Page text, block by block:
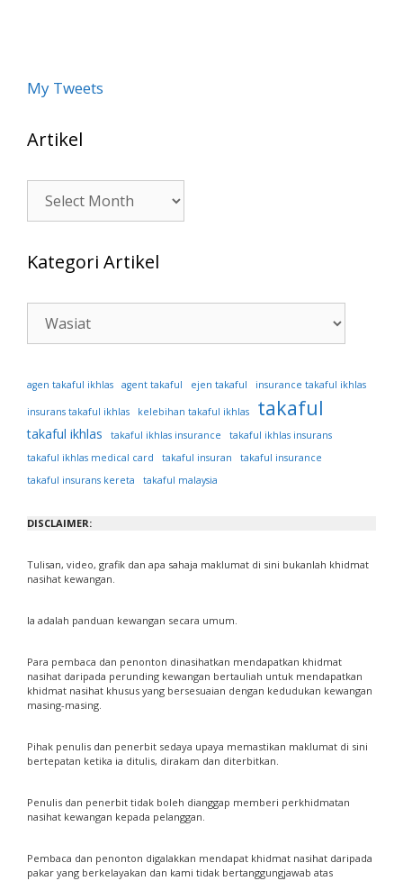
My Tweets
Artikel
Artikel
Kategori Artikel
Kategori
Artikel
agen takaful ikhlas agent takaful ejen takaful insurance takaful ikhlas
insurans takaful ikhlas kelebihan takaful ikhlas takaful
takaful ikhlas takaful ikhlas insurance
takaful ikhlas insurans
takaful ikhlas medical card
takaful insuran
takaful insurance
takaful insurans kereta
takaful malaysia
DISCLAIMER:
Tulisan, video, grafik dan apa sahaja maklumat di sini bukanlah khidmat
nasihat kewangan.
Ia adalah panduan kewangan secara umum.
Para pembaca dan penonton dinasihatkan mendapatkan khidmat
nasihat daripada perunding kewangan bertauliah untuk mendapatkan
khidmat nasihat khusus yang bersesuaian dengan kedudukan kewangan
masing-masing.
Pihak penulis dan penerbit sedaya upaya memastikan maklumat di sini
bertepatan ketika ia ditulis, dirakam dan diterbitkan.
Penulis dan penerbit tidak boleh dianggap memberi perkhidmatan
nasihat kewangan kepada pelanggan.
Pembaca dan penonton digalakkan mendapat khidmat nasihat daripada
pakar yang berkelayakan dan kami tidak bertanggungjawab atas